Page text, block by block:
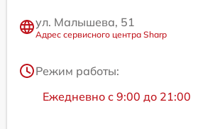
ул. Малышева, 51
Адрес сервисного центра Sharp
Режим работы:
Ежедневно с 9:00 до 21:00